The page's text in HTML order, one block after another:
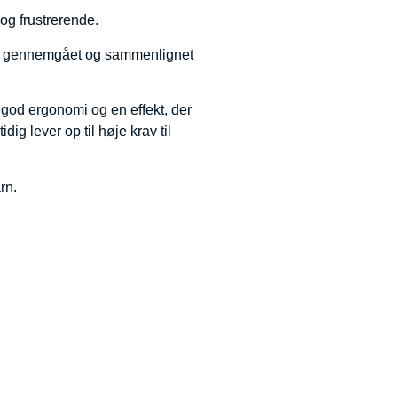
frustrerende.
og sammenlignet
ergonomi og en effekt, der
lever op til høje krav til